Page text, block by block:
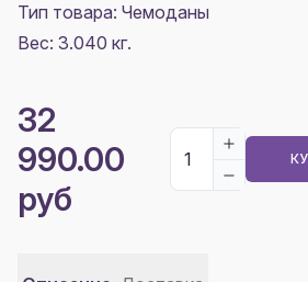
Тип товара: Чемоданы
Вес: 3.040 кг.
32
990.00
руб